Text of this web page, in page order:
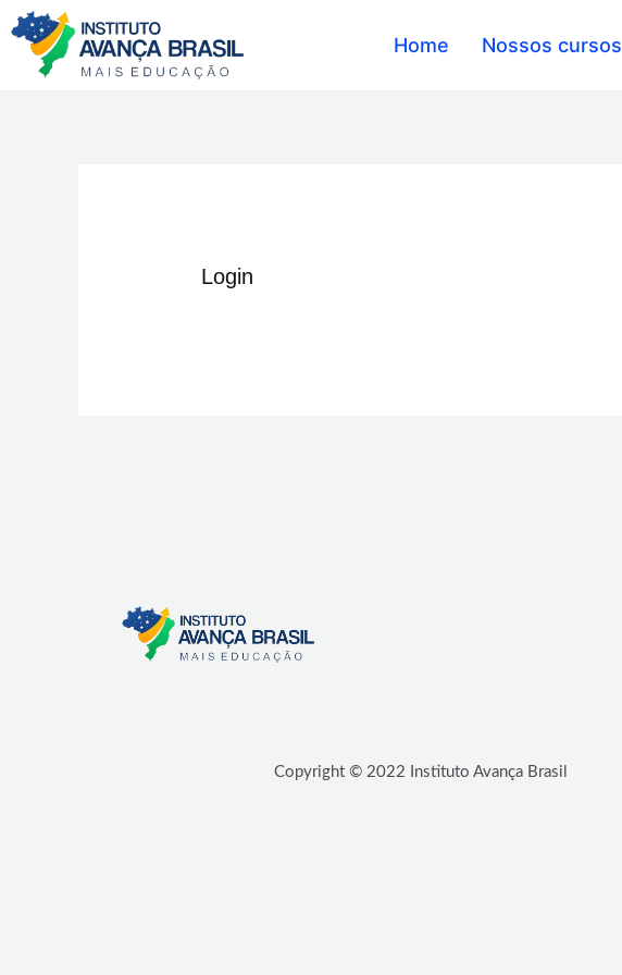
para
Home Nossos cursos
Login
Copyright © 2022 Instituto Avança Brasil